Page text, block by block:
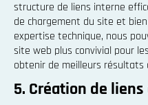
structure de liens interne
de chargement du site et
expertise technique, nous
site web plus convivial pour
obtenir de meilleurs résultats
5. Création de